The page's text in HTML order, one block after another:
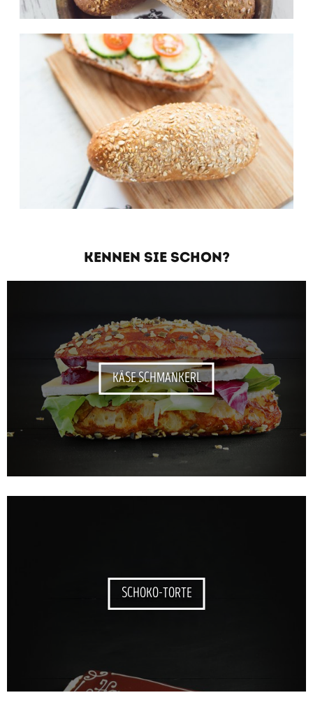
KENNEN SIE SCHON?
KÄSE SCHMANKERL
SCHOKO-TORTE